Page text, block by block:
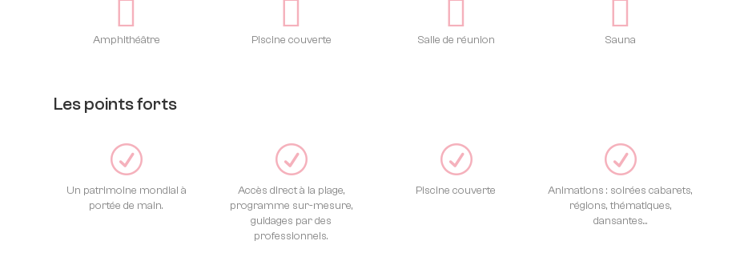
Amphithéâtre Piscine couverte Salle de réunion Sauna
Les points forts
R
Un patrimoine mondial à
portée de main.
R
Accès direct à la plage,
programme sur-mesure,
guidages par des
professionnels.
R
Piscine couverte
R
Animations : soirées cabarets,
régions, thématiques,
dansantes...